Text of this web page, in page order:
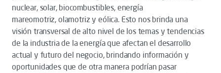
nuclear, solar, biocombustibles, energía
mareomotriz, olamotriz y eólica. Esto nos brinda una
visión transversal de alto nivel de los temas y tendencias
de la industria de la energía que afectan el desarrollo
actual y futuro del negocio, brindando información y
oportunidades que de otra manera podrían pasar